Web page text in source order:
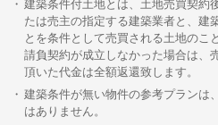
建築条件付土地とは、土地売買契約
たは売主の指定する建築業者と、建
とを条件として売買される土地のこ
請負契約が成立しなかった場合は、
頂いた代金は全額返還致します。
建築条件が無い物件の参考プランは
はありません。